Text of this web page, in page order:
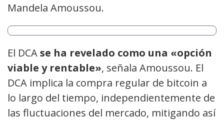
Mandela Amoussou.
El DCAse ha revelado como una «opción
viable y rentable», señala Amoussou. El
DCA implica la compra regular de bitcoin a
lo largo del tiempo, independientemente de
las fluctuaciones del mercado, mitigando así